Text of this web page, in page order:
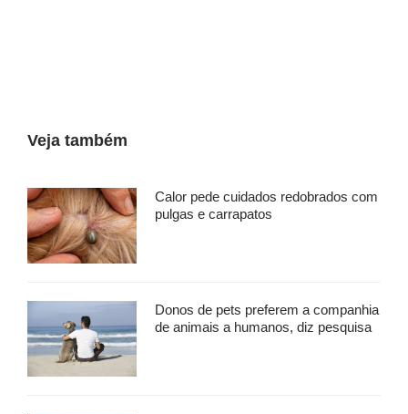
Veja também
Calor pede cuidados redobrados com
pulgas e carrapatos
Donos de pets preferem a companhia
de animais a humanos, diz pesquisa